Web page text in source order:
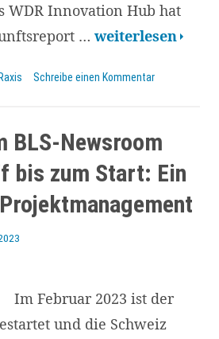
WDR Innovation Hub hat
… Zukunftsreport
Innovation
Rolle
von
künstlicher
Intelligenz
weiterlesen
Schreibe einen Kommentar
BLS-Newsroom
bis zum Start: Ein
Im Februar 2023 ist der
und die Schweiz